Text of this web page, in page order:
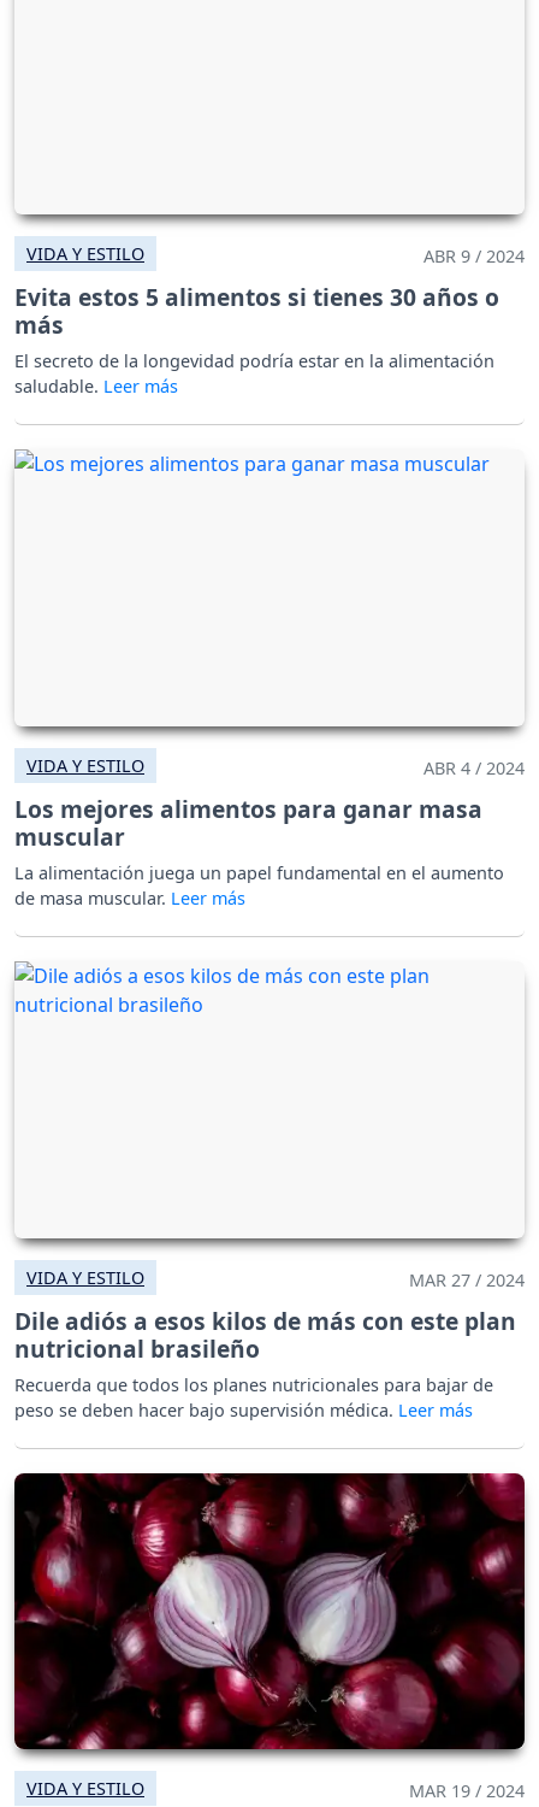
VIDA Y ESTILO ABR 9 / 2024
Evita estos 5 alimentos si tienes 30 años o
más
El secreto de la longevidad podría estar en la alimentación
saludable.
VIDA Y ESTILO ABR 4 / 2024
Los mejores alimentos para ganar masa
muscular
La alimentación juega un papel fundamental en el aumento
de masa muscular.
VIDA Y ESTILO MAR 27 / 2024
Dile adiós a esos kilos de más con este plan
nutricional brasileño
Recuerda que todos los planes nutricionales para bajar de
peso se deben hacer bajo supervisión médica.
VIDA Y ESTILO MAR 19 / 2024